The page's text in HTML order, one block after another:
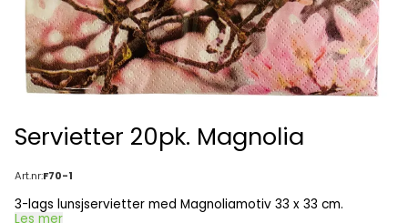
Servietter 20pk. Magnolia
Art.nr:F70-1
3-lags lunsjservietter med Magnoliamotiv 33 x 33 cm.
Les mer